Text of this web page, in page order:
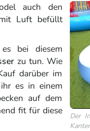
Der
auch den
Luft befüllt
bei diesem
zu tun. Wie
darüber im
es in einem
auf dem
fit für diese